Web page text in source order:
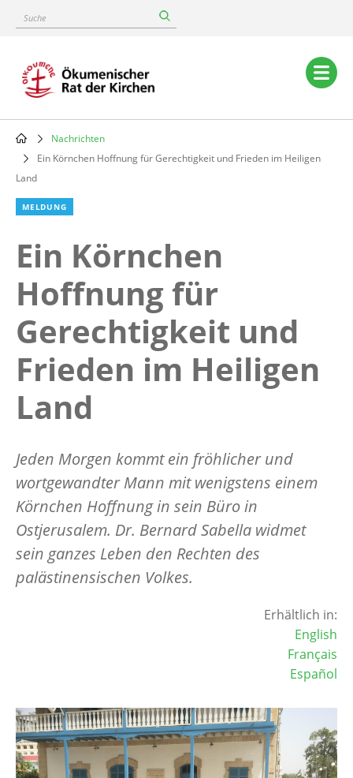
content
Suche
Main
navigation
Breadcrumb
Nachrichten
Ein Körnchen Hoffnung für Gerechtigkeit und Frieden im Heiligen
Land
MELDUNG
Ein Körnchen
Hoffnung für
Gerechtigkeit und
Frieden im Heiligen
Land
Jeden Morgen kommt ein fröhlicher und
wortgewandter Mann mit wenigstens einem
Körnchen Hoffnung in sein Büro in
Ostjerusalem. Dr. Bernard Sabella widmet
sein ganzes Leben den Rechten des
palästinensischen Volkes.
Erhältlich in:
English
Français
Español
Image